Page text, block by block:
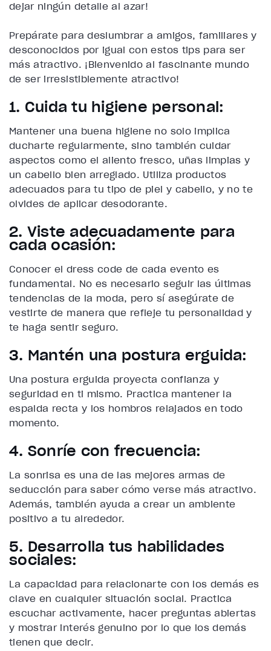
dejar ningún detalle al azar!
Prepárate para deslumbrar a amigos, familiares y
desconocidos por igual con estos tips para ser
más atractivo. ¡Bienvenido al fascinante mundo
de ser irresistiblemente atractivo!
1. Cuida tu higiene personal:
Mantener una buena higiene no solo implica
ducharte regularmente, sino también cuidar
aspectos como el aliento fresco, uñas limpias y
un cabello bien arreglado. Utiliza productos
adecuados para tu tipo de piel y cabello, y no te
olvides de aplicar desodorante.
2. Viste adecuadamente para
cada ocasión:
Conocer el dress code de cada evento es
fundamental. No es necesario seguir las últimas
tendencias de la moda, pero sí asegúrate de
vestirte de manera que refleje tu personalidad y
te haga sentir seguro.
3. Mantén una postura erguida:
Una postura erguida proyecta confianza y
seguridad en ti mismo. Practica mantener la
espalda recta y los hombros relajados en todo
momento.
4. Sonríe con frecuencia:
La sonrisa es una de las mejores armas de
seducción para saber cómo verse más atractivo.
Además, también ayuda a crear un ambiente
positivo a tu alrededor.
5. Desarrolla tus habilidades
sociales:
La capacidad para relacionarte con los demás es
clave en cualquier situación social. Practica
escuchar activamente, hacer preguntas abiertas
y mostrar interés genuino por lo que los demás
tienen que decir.